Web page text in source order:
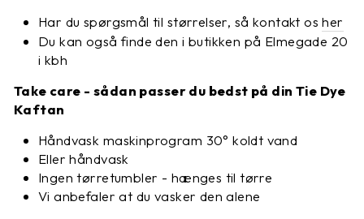
Har du spørgsmål til størrelser, så kontakt os her
Du kan også finde den i butikken på Elmegade 20
i kbh
Take care - sådan passer du bedst på din Tie Dye
Kaftan
Håndvask maskinprogram 30° koldt vand
Eller håndvask
Ingen tørretumbler - hænges til tørre
Vi anbefaler at du vasker den alene